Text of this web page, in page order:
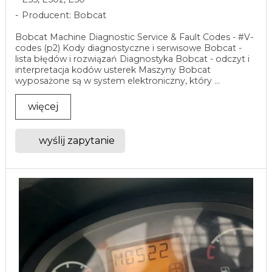
Producent: Bobcat
Bobcat Machine Diagnostic Service & Fault Codes - #V-
codes (p2) Kody diagnostyczne i serwisowe Bobcat -
lista błędów i rozwiązań Diagnostyka Bobcat - odczyt i
interpretacja kodów usterek Maszyny Bobcat
wyposażone są w system elektroniczny, który ...
więcej
wyślij zapytanie